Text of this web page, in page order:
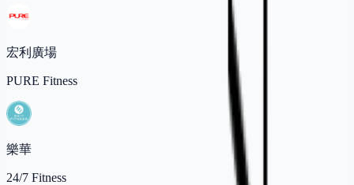
宏利廣場
PURE Fitness
樂華
24/7 Fitness